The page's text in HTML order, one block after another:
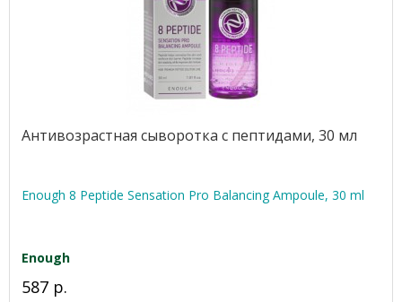
Антивозрастная сыворотка с пептидами, 30 мл
Enough 8 Peptide Sensation Pro Balancing Ampoule, 30 ml
Enough
587 р.